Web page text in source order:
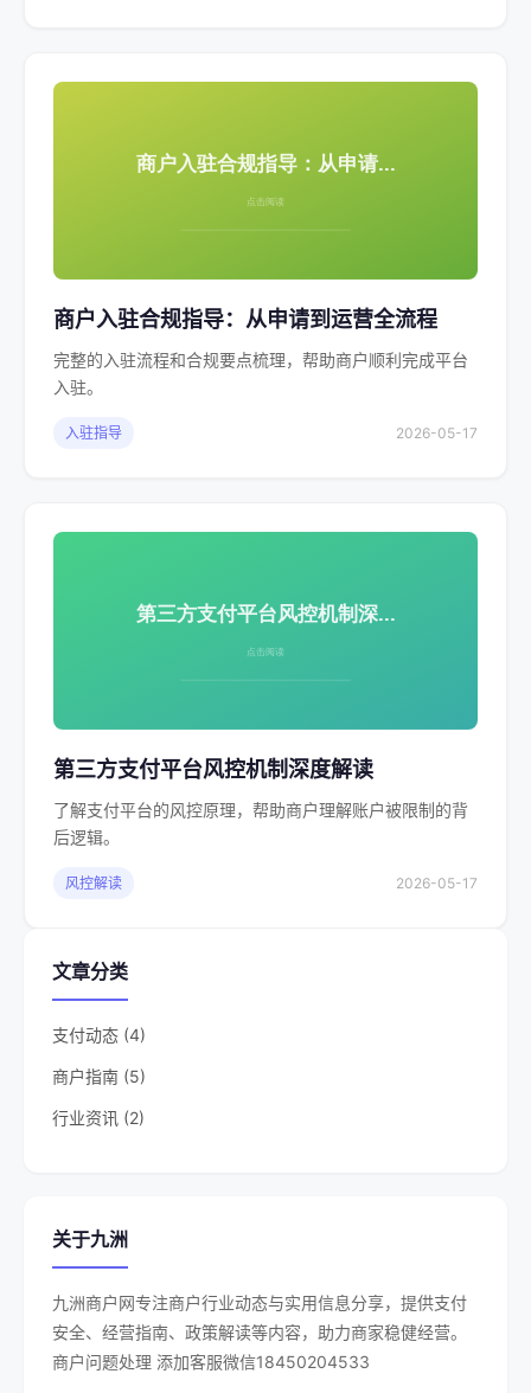
商户入驻合规指导：从申请到运营全流程
完整的入驻流程和合规要点梳理，帮助商户顺利完成平台
入驻。
入驻指导 2026-05-17
第三方支付平台风控机制深度解读
了解支付平台的风控原理，帮助商户理解账户被限制的背
后逻辑。
风控解读 2026-05-17
文章分类
支付动态 (4)
商户指南 (5)
行业资讯 (2)
关于九洲
九洲商户网专注商户行业动态与实用信息分享，提供支付
安全、经营指南、政策解读等内容，助力商家稳健经营。
商户问题处理 添加客服微信18450204533